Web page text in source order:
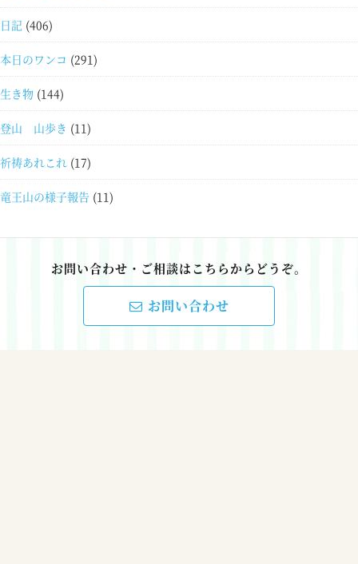
日記 (406)
本日のワンコ (291)
生き物 (144)
登山 山歩き (11)
祈祷あれこれ (17)
竜王山の様子報告 (11)
お問い合わせ・ご相談はこちらからどうぞ。
お問い合わせ